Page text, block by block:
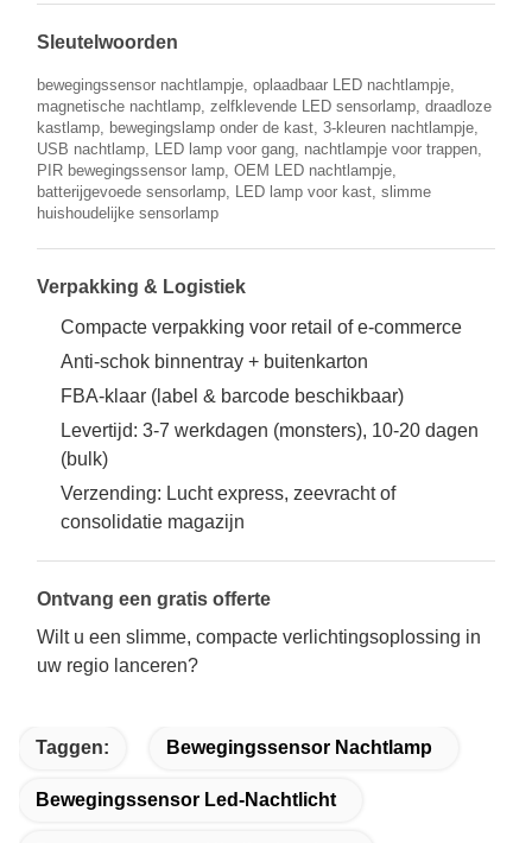
Sleutelwoorden
bewegingssensor nachtlampje, oplaadbaar LED nachtlampje,
magnetische nachtlamp, zelfklevende LED sensorlamp, draadloze
kastlamp, bewegingslamp onder de kast, 3-kleuren nachtlampje,
USB nachtlamp, LED lamp voor gang, nachtlampje voor trappen,
PIR bewegingssensor lamp, OEM LED nachtlampje,
batterijgevoede sensorlamp, LED lamp voor kast, slimme
huishoudelijke sensorlamp
Verpakking & Logistiek
Compacte verpakking voor retail of e-commerce
Anti-schok binnentray + buitenkarton
FBA-klaar (label & barcode beschikbaar)
Levertijd: 3-7 werkdagen (monsters), 10-20 dagen
(bulk)
Verzending: Lucht express, zeevracht of
consolidatie magazijn
Ontvang een gratis offerte
Wilt u een slimme, compacte verlichtingsoplossing in
uw regio lanceren?
Taggen: Bewegingssensor Nachtlamp
Bewegingssensor Led-Nachtlicht